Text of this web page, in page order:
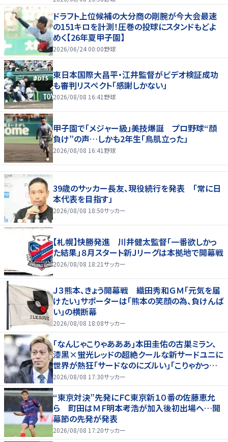
ドラフト上位候補の大分商の剛腕が今大会最速
の151キロを計測！圧巻の投球にスタンドもどよ
めく【26年夏甲子園】
2026/06/24 00:00野球
東日本国際大昌平・江井監督がビデオ検証成功
も審判リスペクト「感謝しかない」
2026/08/08 16:41 野球
甲子園で「メジャー級」美技爆誕 プロ野球“顔
負け”の声…しかも2年生「鳥肌立った」
2026/08/08 16:41 野球
39歳のサッカー長友、現役続行を発表 「常に日
本代表を目指す」
2026/08/08 18:50サッカー
【札幌】快勝発進 川井健太監督「一番欲しかっ
た結果」８月スタート新Ｊリーグは本拠地で開幕戦
2026/08/08 18:21サッカー
Ｊ３熊本、きょう開幕戦 織田秀和ＧＭ「元気を届
けたい」サポーターは「熊本の笑顔の為、負けんば
い」の横断幕
2026/08/08 18:08サッカー
｢なんじゃこりゃあああ｣本田圭佑の古巣ミラン、
漆黒×蛍光レッドの超絶クールな新サードユニに
世界が熱狂｢サードなのにズルい｣｢こりゃかっけ
えわ｣
2026/08/08 17:30サッカー
“東京対決”先発にＦＣ東京新１０番の佐藤恵允
ら 町田はＭＦ明本考浩が加入後初出場へ…開
幕節の先発が発表
2026/08/08 17:20サッカー